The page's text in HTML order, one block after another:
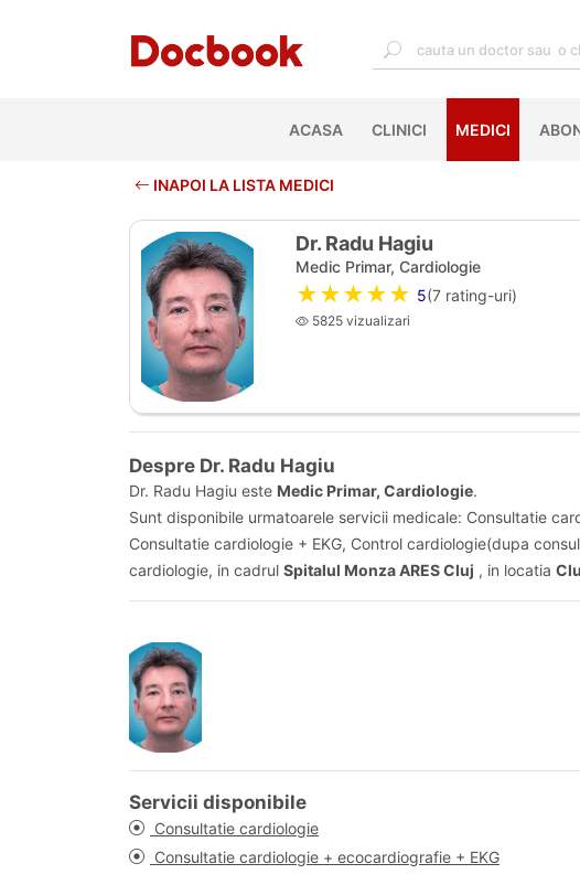
ACASA(CURRENT)
CLINICI MEDICI
INAPOI LA LISTA MEDICI
Dr. Radu Hagiu
Medic Primar, Cardiologie
★★★★★ 5(7rating-uri)
5825 vizualizari
Despre Dr. Radu Hagiu
Dr. Radu Hagiu este Medic Primar, Cardiologie.
Sunt disponibile urmatoarele servicii medicale: Consultatie
Consultatie cardiologie + EKG, Control cardiologie(dupa
cardiologie, in cadrul Spitalul Monza ARES Cluj , in locatia
Servicii disponibile
Consultatie cardiologie
Consultatie cardiologie + ecocardiografie + EKG